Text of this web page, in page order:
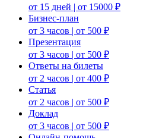
от 15 дней | от 15000 ₽
Бизнес-план
от 3 часов | от 500 ₽
Презентация
от 3 часов | от 500 ₽
Ответы на билеты
от 2 часов | от 400 ₽
Статья
от 2 часов | от 500 ₽
Доклад
от 3 часов | от 500 ₽